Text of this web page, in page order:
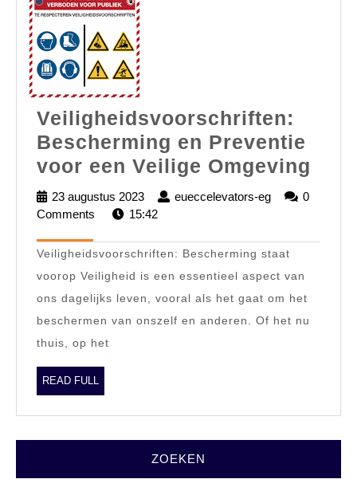
Veiligheidsvoorschriften:
Bescherming en Preventie
voor een Veilige Omgeving
23 augustus 2023
23
augustus
eueccelevators-eg
0
Comments
15:42
Veiligheidsvoorschriften: Bescherming staat
voorop Veiligheid is een essentieel aspect van
ons dagelijks leven, vooral als het gaat om het
beschermen van onszelf en anderen. Of het nu
thuis, op het
READ FULL
FULL
ZOEKEN